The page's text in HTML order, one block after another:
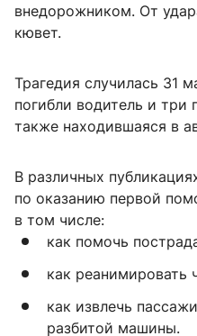
внедорожником. От
кювет.
Трагедия случилась 31
погибли водитель и три
также находившаяся в
В различных
по оказанию первой
в том числе:
как помочь
как реанимировать
как извлечь
разбитой машины.